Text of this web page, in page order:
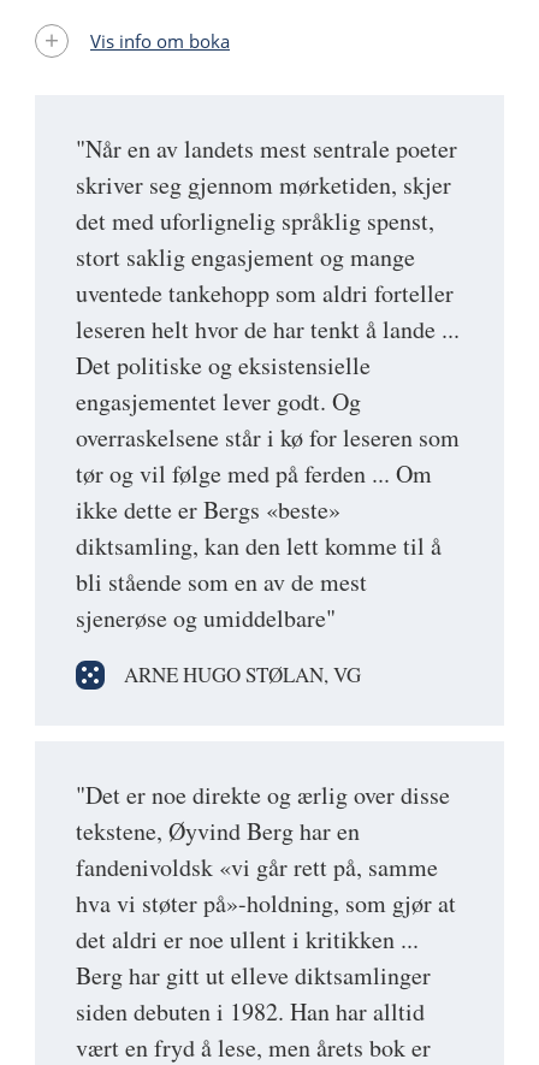
"Når en av landets mest sentrale poeter
skriver seg gjennom mørketiden, skjer
det med uforlignelig språklig spenst,
stort saklig engasjement og mange
uventede tankehopp som aldri forteller
leseren helt hvor de har tenkt å lande ...
Det politiske og eksistensielle
engasjementet lever godt. Og
overraskelsene står i kø for leseren som
tør og vil følge med på ferden ... Om
ikke dette er Bergs «beste»
diktsamling, kan den lett komme til å
bli stående som en av de mest
sjenerøse og umiddelbare"
ARNE HUGO STØLAN, VG
"Det er noe direkte og ærlig over disse
tekstene, Øyvind Berg har en
fandenivoldsk «vi går rett på, samme
hva vi støter på»-holdning, som gjør at
det aldri er noe ullent i kritikken ...
Berg har gitt ut elleve diktsamlinger
siden debuten i 1982. Han har alltid
vært en fryd å lese, men årets bok er
Vis info om boka